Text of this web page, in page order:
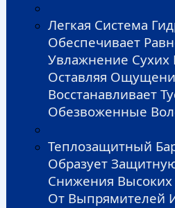
Легкая Система
Обеспечивает
Увлажнение Сухих
Оставляя
Восстанавливает
Обезвоженные
Теплозащитный
Образует
Снижения Высоких
От Выпрямителей